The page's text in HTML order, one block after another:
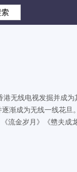
无线电视发掘并成为
渐成为无线一线花旦
流金岁月》《戆夫成